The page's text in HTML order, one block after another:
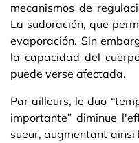
mecanismos de
La sudoración, que
evaporación. Sin
la capacidad del
puede verse afectada.
Par ailleurs, le duo
importante” diminue
sueur, augmentant ainsi